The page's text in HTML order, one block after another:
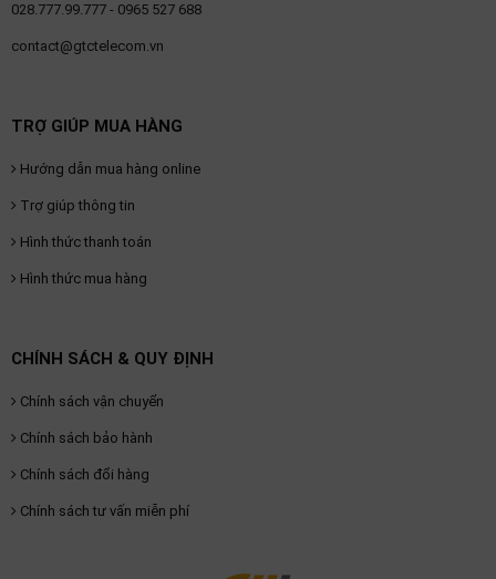
028.777.99.777 - 0965 527 688
contact@gtctelecom.vn
TRỢ GIÚP MUA HÀNG
Hướng dẫn mua hàng online
Trợ giúp thông tin
Hình thức thanh toán
Hình thức mua hàng
CHÍNH SÁCH & QUY ĐỊNH
Chính sách vận chuyển
Chính sách bảo hành
Chính sách đổi hàng
Chính sách tư vấn miễn phí